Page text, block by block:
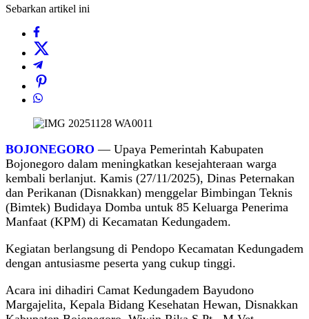
Sebarkan artikel ini
BOJONEGORO — Upaya Pemerintah Kabupaten
Bojonegoro dalam meningkatkan kesejahteraan warga
kembali berlanjut. Kamis (27/11/2025), Dinas Peternakan
dan Perikanan (Disnakkan) menggelar Bimbingan Teknis
(Bimtek) Budidaya Domba untuk 85 Keluarga Penerima
Manfaat (KPM) di Kecamatan Kedungadem.
Kegiatan berlangsung di Pendopo Kecamatan Kedungadem
dengan antusiasme peserta yang cukup tinggi.
Acara ini dihadiri Camat Kedungadem Bayudono
Margajelita, Kepala Bidang Kesehatan Hewan, Disnakkan